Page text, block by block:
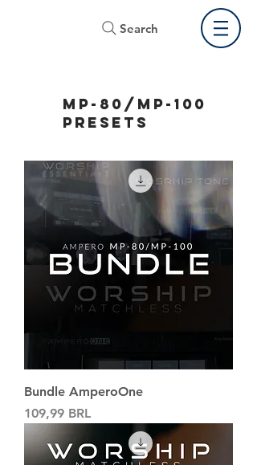
Search
MP-80/MP-100
PRESETS
Bundle AmperoOne
Precio
109,99 BRL